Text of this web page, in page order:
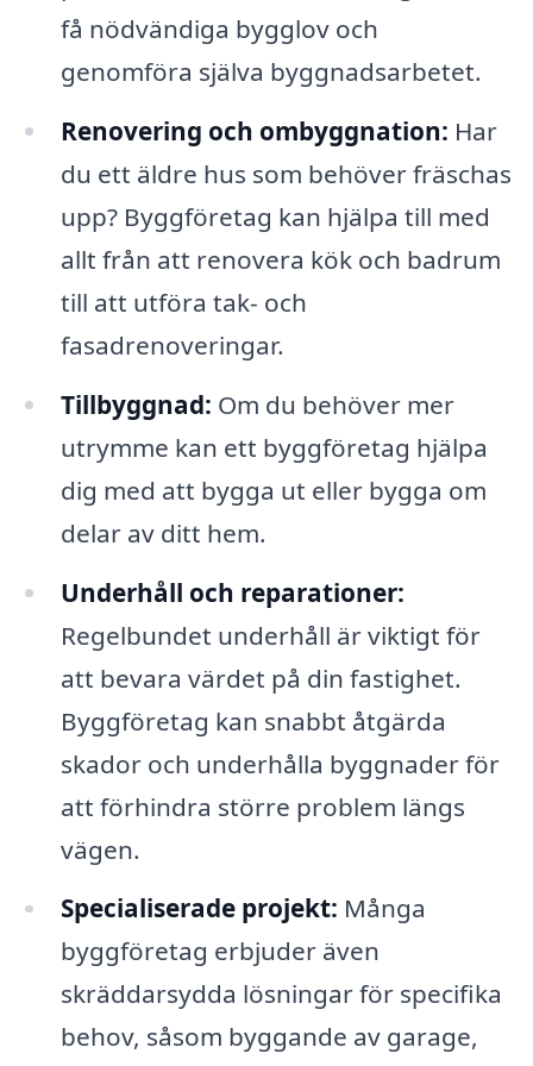
få nödvändiga bygglov och
genomföra själva byggnadsarbetet.
Renovering och ombyggnation: Har
du ett äldre hus som behöver fräschas
upp? Byggföretag kan hjälpa till med
allt från att renovera kök och badrum
till att utföra tak- och
fasadrenoveringar.
Tillbyggnad: Om du behöver mer
utrymme kan ett byggföretag hjälpa
dig med att bygga ut eller bygga om
delar av ditt hem.
Underhåll och reparationer:
Regelbundet underhåll är viktigt för
att bevara värdet på din fastighet.
Byggföretag kan snabbt åtgärda
skador och underhålla byggnader för
att förhindra större problem längs
vägen.
Specialiserade projekt: Många
byggföretag erbjuder även
skräddarsydda lösningar för specifika
behov, såsom byggande av garage,